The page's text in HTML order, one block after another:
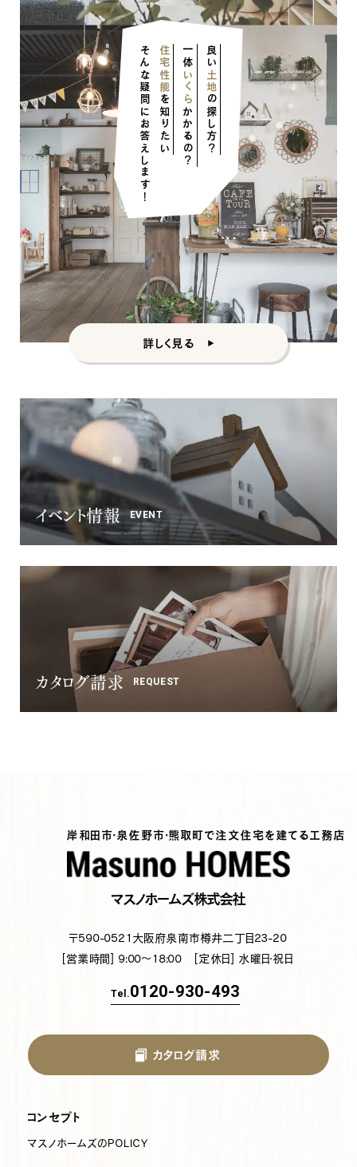
ナチュラル
ナチュラル
カントリー
ヴィンテージ
住宅性能
を知りたい
一体
いくら
かかるの？
良い
土地
の探し方？
そんな疑問にお答えします！
詳しく見る
イベント情報 EVENT
カタログ請求 REQUEST
岸和田市・泉佐野市・熊取町で注文住宅を建てる工務店
マスノホームズ株式会社
〒590-0521 大阪府泉南市樽井二丁目23-20
[営業時間] 9:00～18:00 [定休日] 水曜日・祝日
Tel.0120-930-493
カタログ請求
コンセプト
マスノホームズのPOLICY